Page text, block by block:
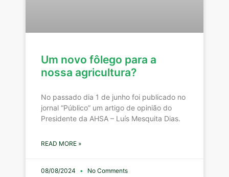
Um novo fôlego para a
nossa agricultura?
No passado dia 1 de junho foi publicado no
jornal “Público” um artigo de opinião do
Presidente da AHSA – Luís Mesquita Dias.
READ MORE »
08/08/2024 No Comments